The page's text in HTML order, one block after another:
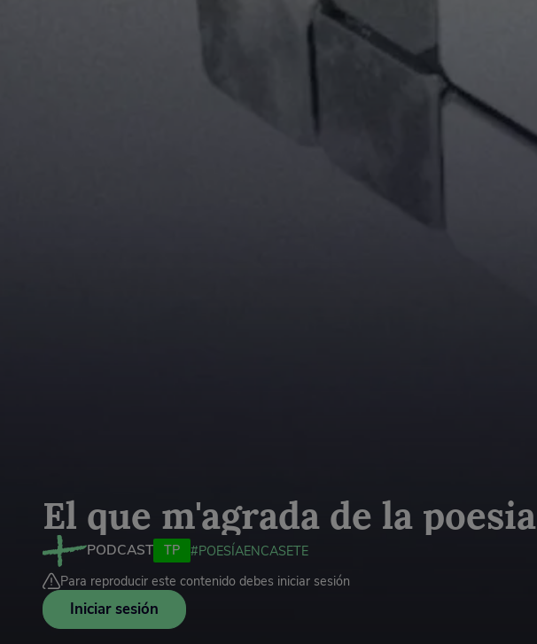
El que m'agrada de la poesia
PODCAST TP #POESÍAENCASETE
Para reproducir este contenido debes iniciar sesión
Iniciar sesión